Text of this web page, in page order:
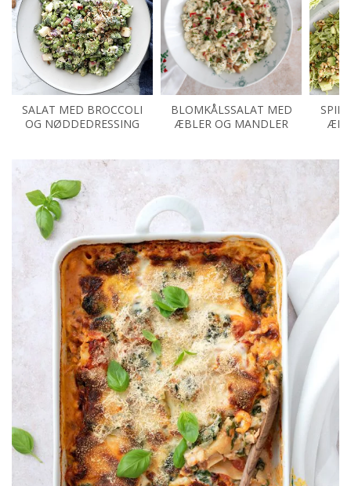
SALAT MED BROCCOLI
OG NØDDEDRESSING
BLOMKÅLSSALAT MED
ÆBLER OG MANDLER